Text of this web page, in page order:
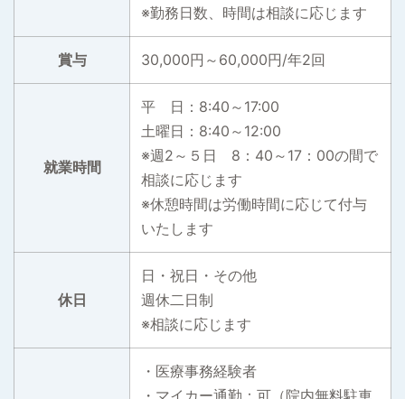
※勤務日数、時間は相談に応じます
賞与 30,000円～60,000円/年2回
就業時間
平 日：8:40～17:00
土曜日：8:40～12:00
※週2～５日 8：40～17：00の間で
相談に応じます
※休憩時間は労働時間に応じて付与
いたします
休日
日・祝日・その他
週休二日制
※相談に応じます
・医療事務経験者
・マイカー通勤：可（院内無料駐車